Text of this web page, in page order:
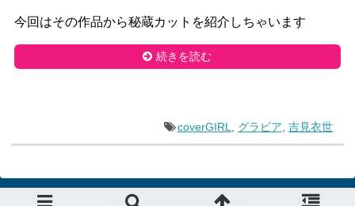
今回はその作品から秘蔵カットを紹介しちゃいます
続きを読む
coverGIRL グラビア 吉見衣世